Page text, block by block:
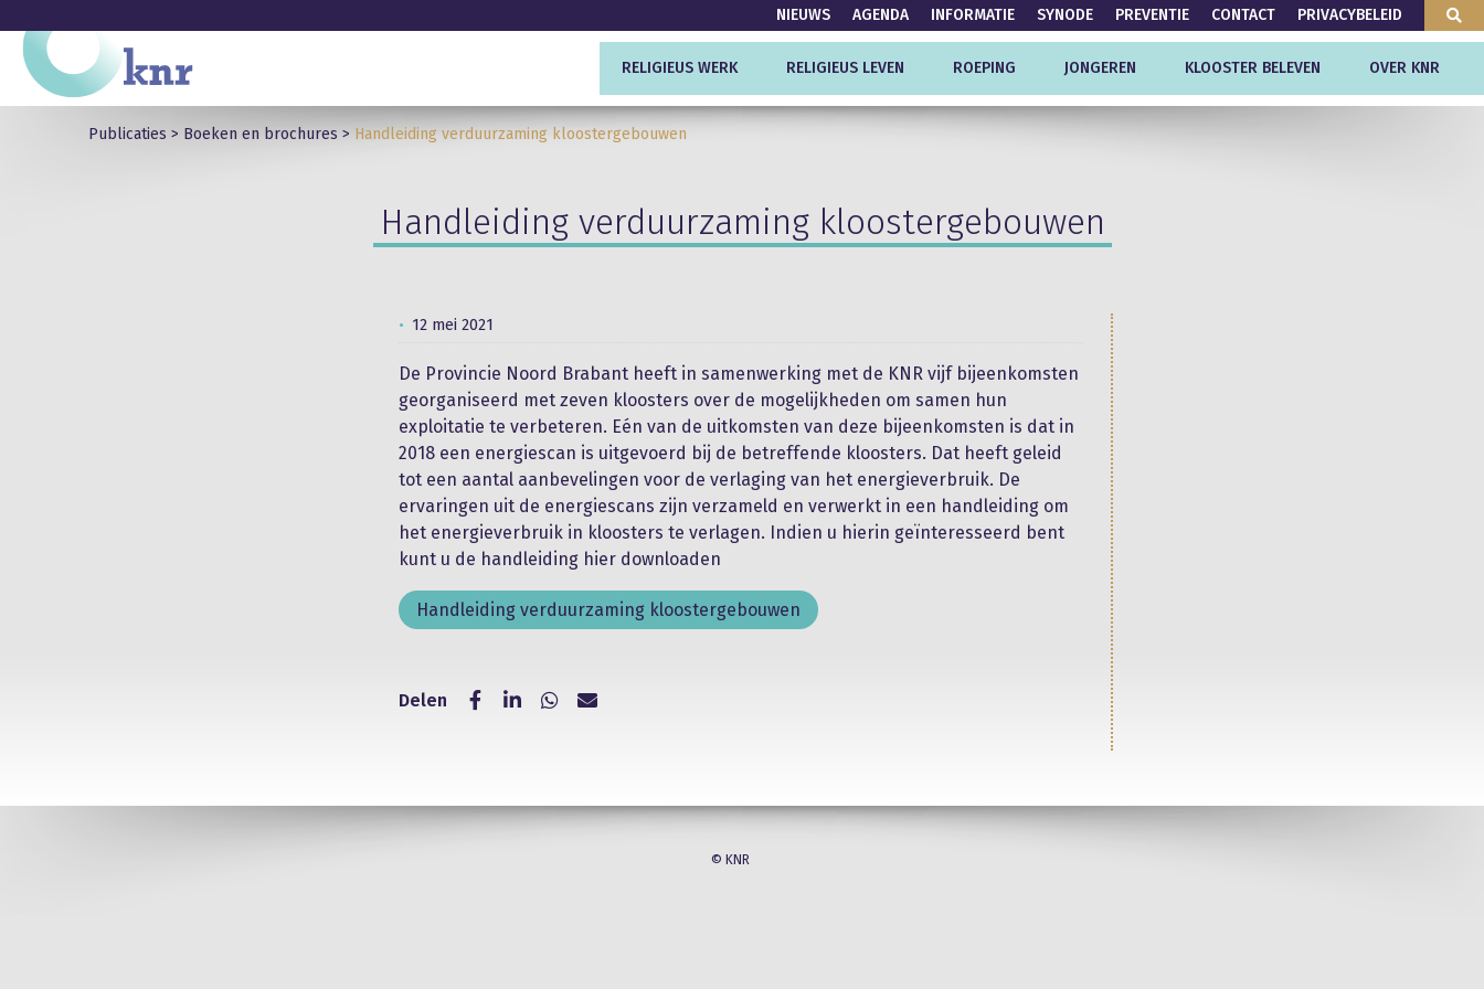
NIEUWS AGENDA INFORMATIE SYNODE PREVENTIE CONTACT PRIVACYBELEID
RELIGIEUS WERK RELIGIEUS LEVEN ROEPING JONGEREN KLOOSTER BELEVEN OVER KNR
Publicaties > Boeken en brochures > Handleiding verduurzaming kloostergebouwen
Handleiding verduurzaming kloostergebouwen
12 mei 2021
De Provincie Noord Brabant heeft in samenwerking met de KNR vijf bijeenkomsten
georganiseerd met zeven kloosters over de mogelijkheden om samen hun
exploitatie te verbeteren. Eén van de uitkomsten van deze bijeenkomsten is dat in
2018 een energiescan is uitgevoerd bij de betreffende kloosters. Dat heeft geleid
tot een aantal aanbevelingen voor de verlaging van het energieverbruik. De
ervaringen uit de energiescans zijn verzameld en verwerkt in een handleiding om
het energieverbruik in kloosters te verlagen. Indien u hierin geïnteresseerd bent
kunt u de handleiding hier downloaden
Handleiding verduurzaming kloostergebouwen
Delen
© KNR